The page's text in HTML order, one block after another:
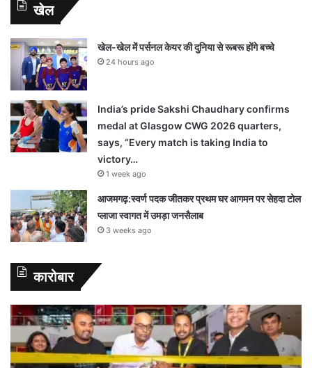
खेल
खेल-खेल में पर्सनल केयर की दुनिया से रूबरू होंगे बच्चे
24 hours ago
India’s pride Sakshi Chaudhary confirms
medal at Glasgow CWG 2026 quarters,
says, “Every match is taking India to
victory…
1 week ago
आजमगढ़:स्वर्ण पदक जीतकर प्रथम घर आगमन पर सेहदा टोल
प्लाजा स्वागत में उमड़ा जनसैलाब
3 weeks ago
कारोबार